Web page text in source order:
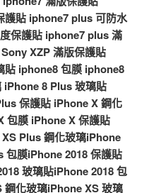
護貼 iphone7 plus 可防水
保護貼 iphone7 plus 滿
Sony XZP 滿版保護貼
貼 iphone8 包膜 iphone8
iPhone 8 Plus 玻璃貼
保護貼 iPhone X 鋼化
包膜 iPhone X 保護貼
Plus 鋼化玻璃iPhone
包膜iPhone 2018 保護貼
玻璃貼iPhone 2018 包
鋼化玻璃iPhone XS 玻璃